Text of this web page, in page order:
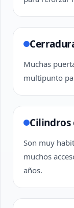
Muchas
multipunto
Son muy
muchos
años.